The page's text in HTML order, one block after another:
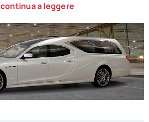
continua a leggere